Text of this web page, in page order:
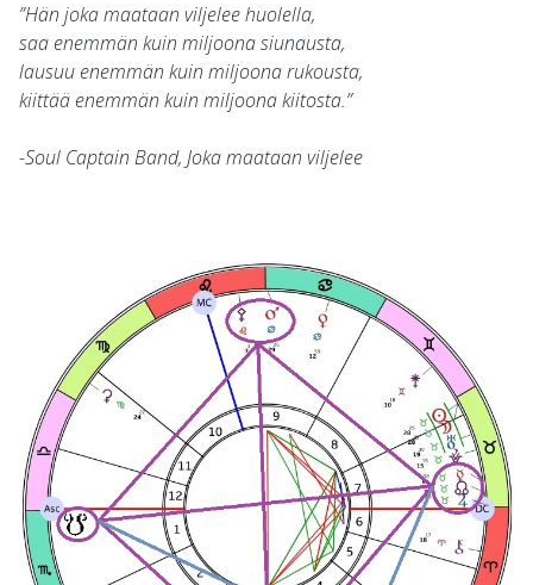
”Hän joka maataan viljelee huolella,
saa enemmän kuin miljoona siunausta,
lausuu enemmän kuin miljoona rukousta,
kiittää enemmän kuin miljoona kiitosta.”
-Soul Captain Band, Joka maataan viljelee